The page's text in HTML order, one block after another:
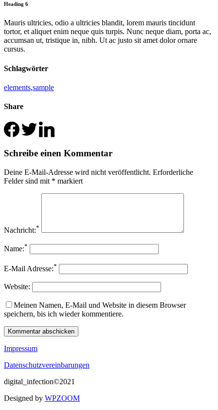
Heading 6
Mauris ultricies, odio a ultricies blandit, lorem mauris tincidunt
tortor, et aliquet enim neque quis turpis. Nunc neque diam, porta ac,
accumsan ut, tristique in, nibh. Ut ac justo sit amet dolor ornare
cursus.
Schlagwörter
elements,sample
Share
Schreibe einen Kommentar
Deine E-Mail-Adresse wird nicht veröffentlicht. Erforderliche
Felder sind mit * markiert
Nachricht:*
Name:*
E-Mail Adresse:*
Website:
Meinen Namen, E-Mail und Website in diesem Browser
speichern, bis ich wieder kommentiere.
Impressum
Datenschutzvereinbarungen
digital_infection©2021
Designed by WPZOOM